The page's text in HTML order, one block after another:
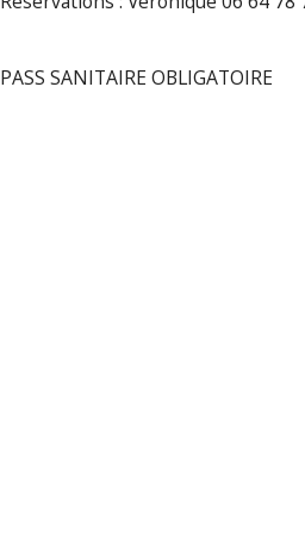
PASS SANITAIRE OBLIGATOIRE